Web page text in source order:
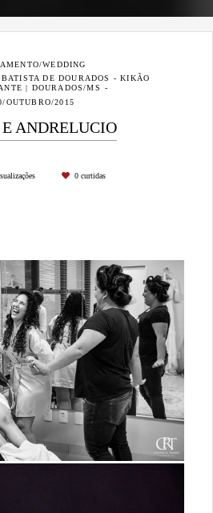
WEDDING
DE DOURADOS - KIKÃO
| DOURADOS/MS
OUTUBRO/2015
ANDRELUCIO
0 curtidas